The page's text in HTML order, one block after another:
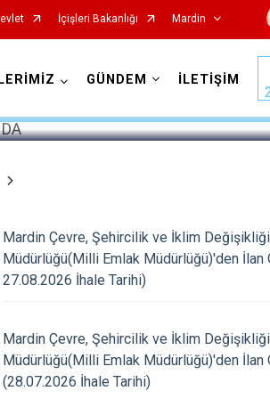
İçişleri Bakanlığı Mardin
Ömerli
Savur
GÜNDEM İLETİŞİM
Mardin Çevre, Şehircilik ve İklim
Müdürlüğü(Milli Emlak Müdürlüğü)'den İlan
27.08.2026 İhale Tarihi)
Mardin Çevre, Şehircilik ve İklim
Müdürlüğü(Milli Emlak Müdürlüğü)'den İlan
(28.07.2026 İhale Tarihi)